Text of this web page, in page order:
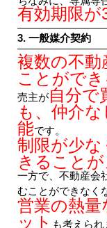
有効期限が
3. 一般媒介契約
複数の不動
ことがで
売主が自分で
も、仲介
能です。
制限が少
きること
一方で、不動産会
むことができなく
営業の熱量
ット も考えられ